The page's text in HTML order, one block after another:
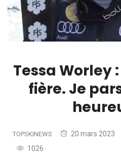
Tessa Worley
fière. Je
TOPSKINEWS 20 mars 2023
1026